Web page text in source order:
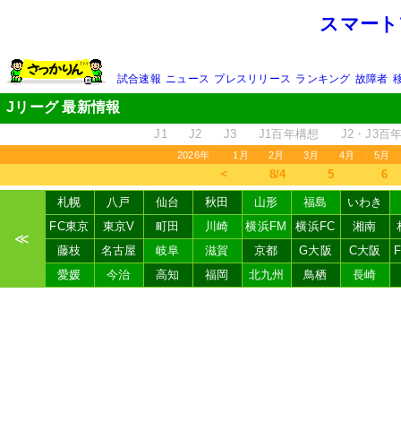
スマー
試合速報 ニュース プレスリリース ランキング 故障者
Jリーグ 最新情報
J1 J2 J3 J1百年構想 J2・J3百
2026年 1月 2月 3月 4月 5月
＜ 8/4 5 6
≪
札幌 八戸 仙台 秋田 山形 福島
いわき
FC東京
東京V 町田 川崎 横浜FM 横浜FC 湘南
藤枝
名古屋 岐阜 滋賀 京都 G大阪 C大阪
愛媛
今治 高知 福岡 北九州 鳥栖 長崎